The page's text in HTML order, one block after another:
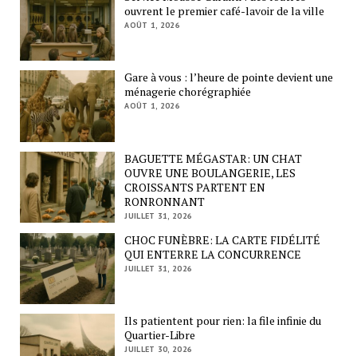
ouvrent le premier café-lavoir de la ville
AOÛT 1, 2026
Gare à vous : l’heure de pointe devient une
ménagerie chorégraphiée
AOÛT 1, 2026
BAGUETTE MÉGASTAR: UN CHAT
OUVRE UNE BOULANGERIE, LES
CROISSANTS PARTENT EN
RONRONNANT
JUILLET 31, 2026
CHOC FUNÈBRE: LA CARTE FIDÉLITÉ
QUI ENTERRE LA CONCURRENCE
JUILLET 31, 2026
Ils patientent pour rien: la file infinie du
Quartier-Libre
JUILLET 30, 2026